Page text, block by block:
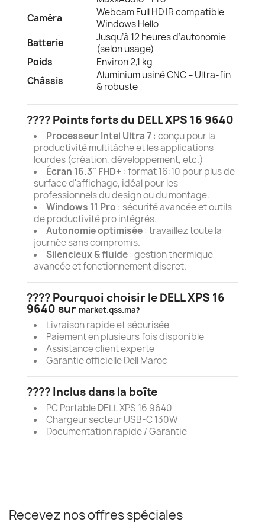
Caméra
Webcam Full HD IR compatible
Windows Hello
Batterie
Jusqu’à 12 heures d’autonomie
(selon usage)
Poids
Environ 2,1 kg
Châssis
Aluminium usiné CNC – Ultra-fin
& robuste
???? Points forts du DELL XPS 16 9640
Processeur Intel Ultra 7: conçu pour la
productivité multitâche et les applications
lourdes (création, développement, etc.)
Écran 16.3" FHD+ : format 16:10 pour plus de
surface d'affichage, idéal pour les
professionnels du design ou du montage.
Windows 11 Pro : sécurité avancée et outils
de productivité pro intégrés.
Autonomie optimisée: travaillez toute la
journée sans compromis.
Silencieux & fluide: gestion thermique
avancée et fonctionnement discret.
???? Pourquoi choisir le DELL XPS 16
9640 sur market.qss.ma?
Livraison rapide et sécurisée
Paiement en plusieurs fois disponible
Assistance client experte
Garantie officielle Dell Maroc
???? Inclus dans la boîte
PC Portable DELL XPS 16 9640
Chargeur secteur USB-C 130W
Documentation rapide / Garantie
Recevez nos offres spéciales